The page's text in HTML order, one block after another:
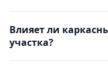
Влияет ли
участка?